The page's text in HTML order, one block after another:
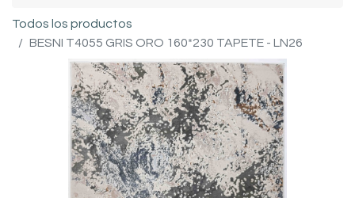
Todos los productos
BESNI T4055 GRIS ORO 160*230 TAPETE - LN26